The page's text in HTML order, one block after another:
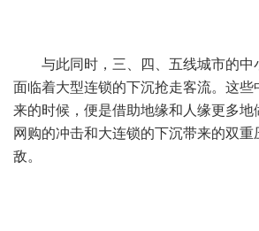
与此同时，三、四、五线城市的中
面临着大型连锁的下沉抢走客流。这些
来的时候，便是借助地缘和人缘更多地
网购的冲击和大连锁的下沉带来的双重
敌。